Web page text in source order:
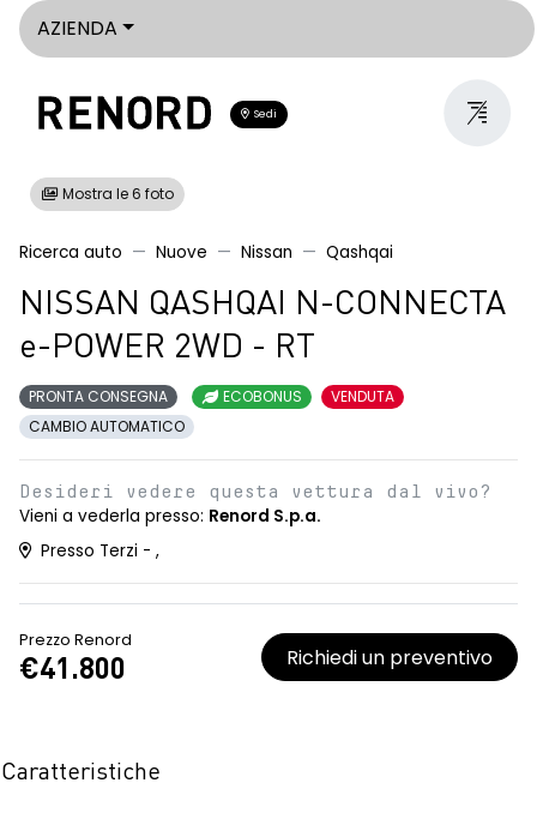
AZIENDA
Sedi
Mostra le 6 foto
Ricerca auto Nuove Nissan Qashqai
NISSAN QASHQAI N-CONNECTA
e-POWER 2WD - RT
PRONTA CONSEGNA ECOBONUS
VENDUTA
CAMBIO AUTOMATICO
Desideri vedere questa vettura dal vivo?
Vieni a vederla presso: Renord S.p.a.
Presso Terzi - ,
Prezzo Renord
€41.800 Richiedi un preventivo
Caratteristiche